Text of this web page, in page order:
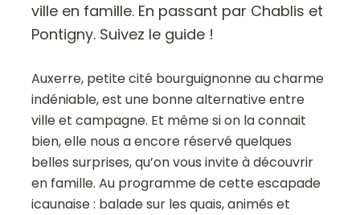
ville en famille. En passant par Chablis et
Pontigny. Suivez le guide !
Auxerre, petite cité bourguignonne au charme
indéniable, est une bonne alternative entre
ville et campagne. Et même si on la connait
bien, elle nous a encore réservé quelques
belles surprises, qu’on vous invite à découvrir
en famille. Au programme de cette escapade
icaunaise : balade sur les quais, animés et